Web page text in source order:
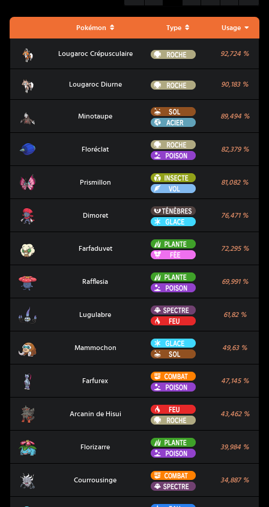
Pokémon Type Usage
Lougaroc Crépusculaire Roche 92,724 %
Lougaroc Diurne Roche 90,183%
Minotaupe
Sol
Acier
89,494%
Floréclat
Roche
Poison
82,379%
Prismillon
Insecte
Vol
81,082%
Dimoret
Ténèbres
Glace
76,471%
Farfaduvet
Plante
Fée
72,295%
Rafflesia
Plante
Poison
69,991%
Lugulabre
Spectre
Feu
61,82%
Mammochon
Glace
Sol
49,63%
Farfurex
Combat
Poison
47,145%
Arcanin de Hisui
Feu
Roche
43,462%
Florizarre
Plante
Poison
39,984 %
Courrousinge
Combat
Spectre
34,887%